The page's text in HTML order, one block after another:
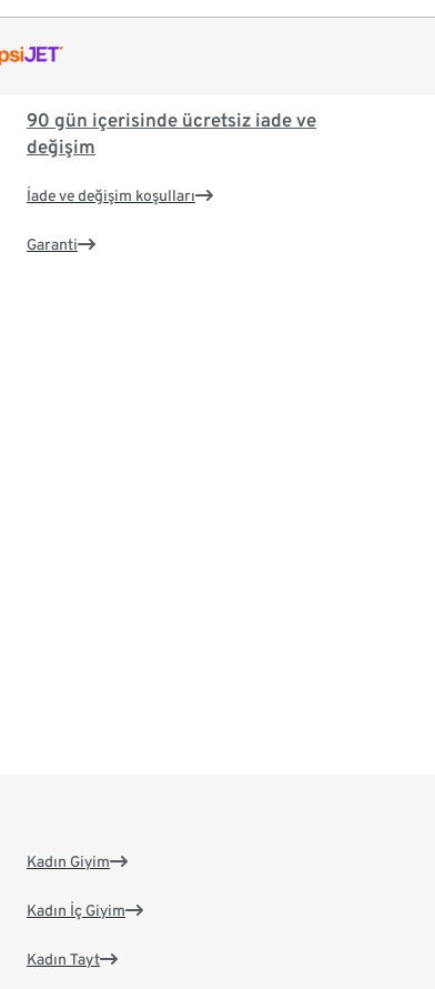
90 gün içerisinde ücretsiz iade ve
değişim
İade ve değişim koşulları
Garanti
Kadın Giyim
Kadın İç Giyim
Kadın Tayt